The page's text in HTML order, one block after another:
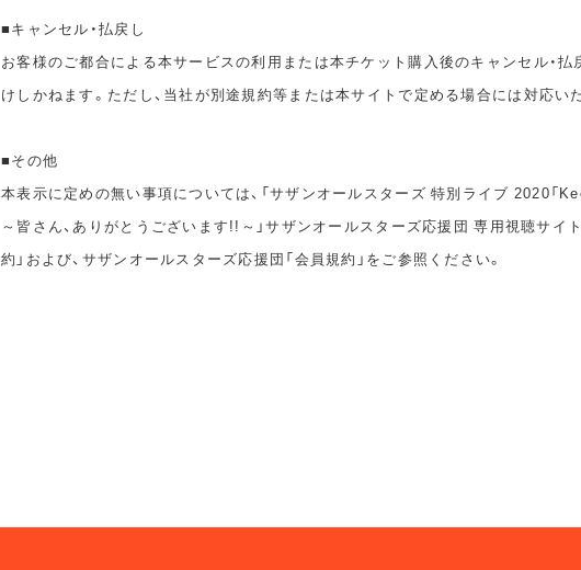
■キャンセル・払戻し
お客様のご都合による本サービスの利用または本チケット購入後のキャンセル・払
けしかねます。ただし、当社が別途規約等または本サイトで定める場合には対応い
■その他
本表示に定めの無い事項については、「サザンオールスターズ 特別ライブ 2020「
～皆さん、ありがとうございます!!～」サザンオールスターズ応援団 専用視聴サ
約」および、サザンオールスターズ応援団「会員規約」をご参照ください。